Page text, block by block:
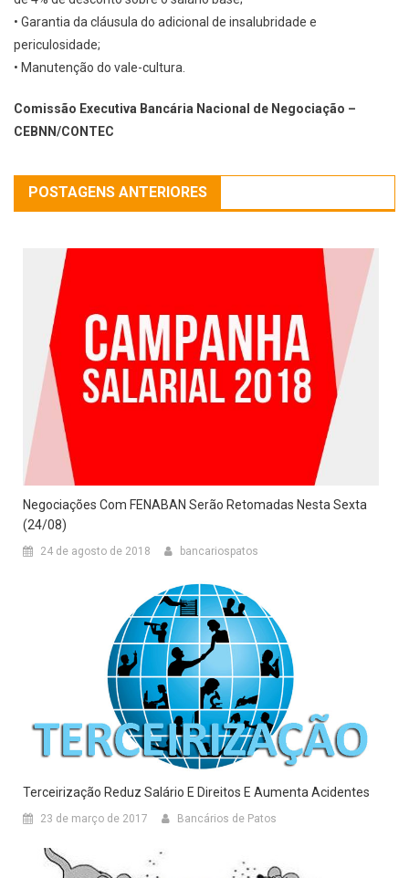
• Garantia da cláusula do adicional de insalubridade e
periculosidade;
• Manutenção do vale-cultura.
Comissão Executiva Bancária Nacional de Negociação –
CEBNN/CONTEC
POSTAGENS ANTERIORES
Negociações Com FENABAN Serão Retomadas Nesta Sexta
(24/08)
24 de agosto de 2018 bancariospatos
Terceirização Reduz Salário E Direitos E Aumenta Acidentes
23 de março de 2017 Bancários de Patos